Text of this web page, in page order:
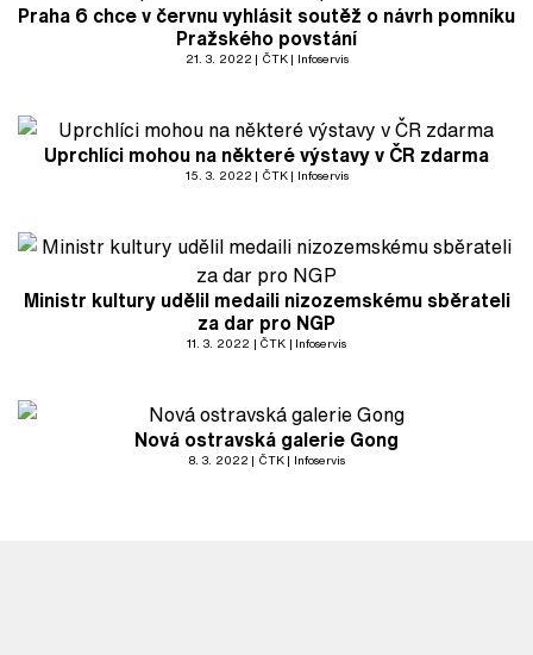
Praha 6 chce v červnu vyhlásit soutěž o návrh pomníku
Pražského povstání
21. 3. 2022 ČTK Infoservis
Uprchlíci mohou na některé výstavy v ČR zdarma
15. 3. 2022 ČTK Infoservis
Ministr kultury udělil medaili nizozemskému sběrateli
za dar pro NGP
11. 3. 2022 ČTK Infoservis
Nová ostravská galerie Gong
8. 3. 2022 ČTK Infoservis